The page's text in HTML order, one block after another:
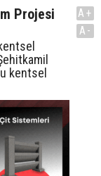
Projesi
kentsel
A+
A-